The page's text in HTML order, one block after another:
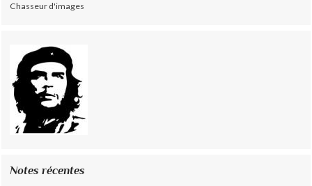
Chasseur d'images
Notes récentes